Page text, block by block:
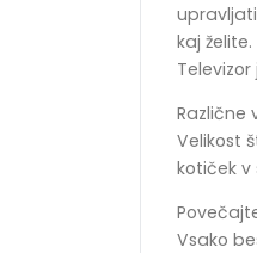
kaj
Različne
Velikost
kotiček v
Vsako